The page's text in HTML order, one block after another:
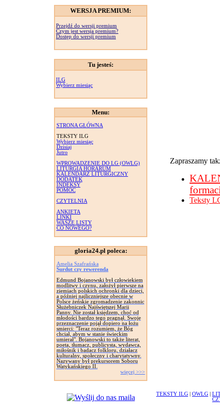
WERSJA PREMIUM:
Przejdź do wersji premium
Czym jest wersja premium?
Dostęp do wersji premium
Tu jesteś:
ILG
Wybierz miesiąc
Menu:
STRONA GŁÓWNA
TEKSTY ILG
Wybierz miesiąc
Dzisiaj
Jutro
WPROWADZENIE DO LG (OWLG)
LITURGIA HORARUM
KALENDARZ LITURGICZNY
DODATEK
INDEKSY
POMOC
CZYTELNIA
ANKIETA
LINKI
WASZE LISTY
CO NOWEGO?
gloria24.pl poleca:
Amelia Szafrańska
Surdut czy rewerenda
Edmund Bojanowski był człowiekiem
modlitwy i czynu, założył pierwsze na
ziemiach polskich ochronki dla dzieci,
a później najliczniejsze obecnie w
Polsce żeńskie zgromadzenie zakonnic
Służebniczek Najświętszej Marii
Panny. Nie został księdzem, choć od
młodości bardzo tego pragnął. Swoje
przeznaczenie pojął dopiero na łożu
smierci: "Teraz rozumiem, że Bóg
chciał, abym w stanie świeckim
umierał". Bojanowski to także literat,
poeta, tłumacz, publicysta, wydawca,
miłośnik i badacz folkloru, działacz
kulturalny, społeczny i charytatywny.
Nazywany był prekursorem Soboru
Watykańskiego II.
więcej >>>
Zapraszamy
Teksty
TEKSTY ILG OWLG